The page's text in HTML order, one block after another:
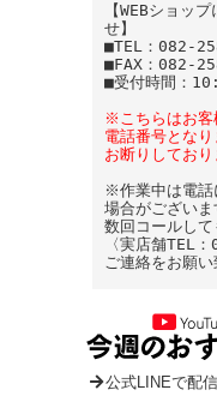
【WEBショッ
せ】
■TEL：082-
■FAX：082-
■受付時間：
※こちらはお客
電話番号とな
お断りしており
※作業中は電話
場合がございま
数回コールして
〈実店舗TEL
ご連絡をお願い
公式LINEで配